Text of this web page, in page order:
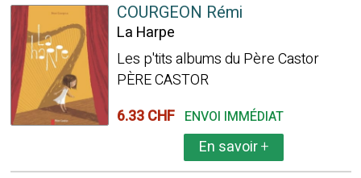
COURGEON Rémi
La Harpe
Les p'tits albums du Père Castor
PÈRE CASTOR
6.33 CHF ENVOI IMMÉDIAT
En savoir+